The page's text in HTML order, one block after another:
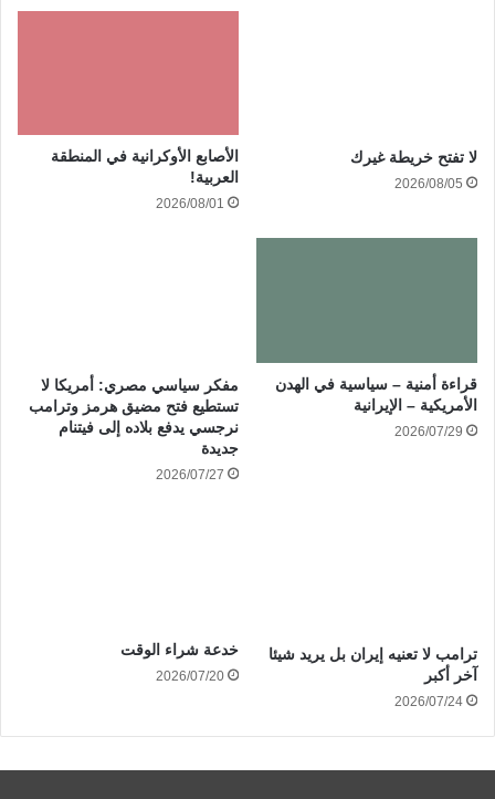
لا تفتح خريطة غيرك
2026/08/05
الأصابع الأوكرانية في المنطقة
العربية!
2026/08/01
قراءة أمنية – سياسية في الهدن
الأمريكية – الإيرانية
2026/07/29
مفكر سياسي مصري: أمريكا لا
تستطيع فتح مضيق هرمز وترامب
نرجسي يدفع بلاده إلى فيتنام
جديدة
2026/07/27
ترامب لا تعنيه إيران بل يريد شيئا
آخر أكبر
2026/07/24
خدعة شراء الوقت
2026/07/20